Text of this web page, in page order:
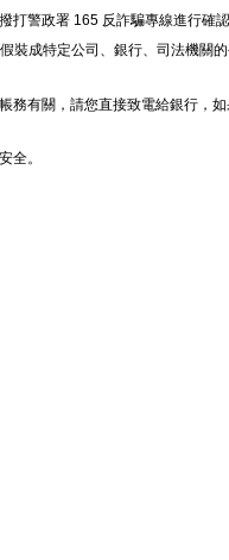
打警政署 165 反詐騙專線進行確認
成特定公司、銀行、司法機關
有關，請您直接致電給銀行，
全。